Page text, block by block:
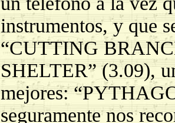
instrumentos, y que
“CUTTING
SHELTER” (3.09),
mejores:
seguramente nos